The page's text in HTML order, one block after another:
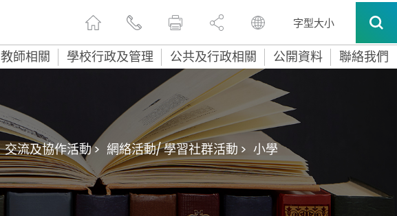
字型大小
教師相關 學校行政及管理 公共及行政相關 公開資料 聯絡我們
交流及協作活動 > 網絡活動/ 學習社群活動 > 小學